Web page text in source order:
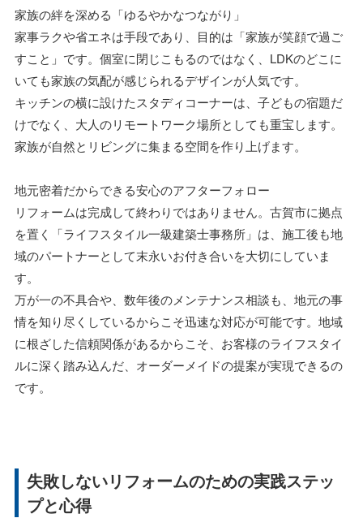
家族の絆を深める「ゆるやかなつながり」
家事ラクや省エネは手段であり、目的は「家族が笑顔で過ご
すこと」です。個室に閉じこもるのではなく、LDKのどこに
いても家族の気配が感じられるデザインが人気です。
キッチンの横に設けたスタディコーナーは、子どもの宿題だ
けでなく、大人のリモートワーク場所としても重宝します。
家族が自然とリビングに集まる空間を作り上げます。
地元密着だからできる安心のアフターフォロー
リフォームは完成して終わりではありません。古賀市に拠点
を置く「ライフスタイル一級建築士事務所」は、施工後も地
域のパートナーとして末永いお付き合いを大切にしていま
す。
万が一の不具合や、数年後のメンテナンス相談も、地元の事
情を知り尽くしているからこそ迅速な対応が可能です。地域
に根ざした信頼関係があるからこそ、お客様のライフスタイ
ルに深く踏み込んだ、オーダーメイドの提案が実現できるの
です。
失敗しないリフォームのための実践ステッ
プと心得